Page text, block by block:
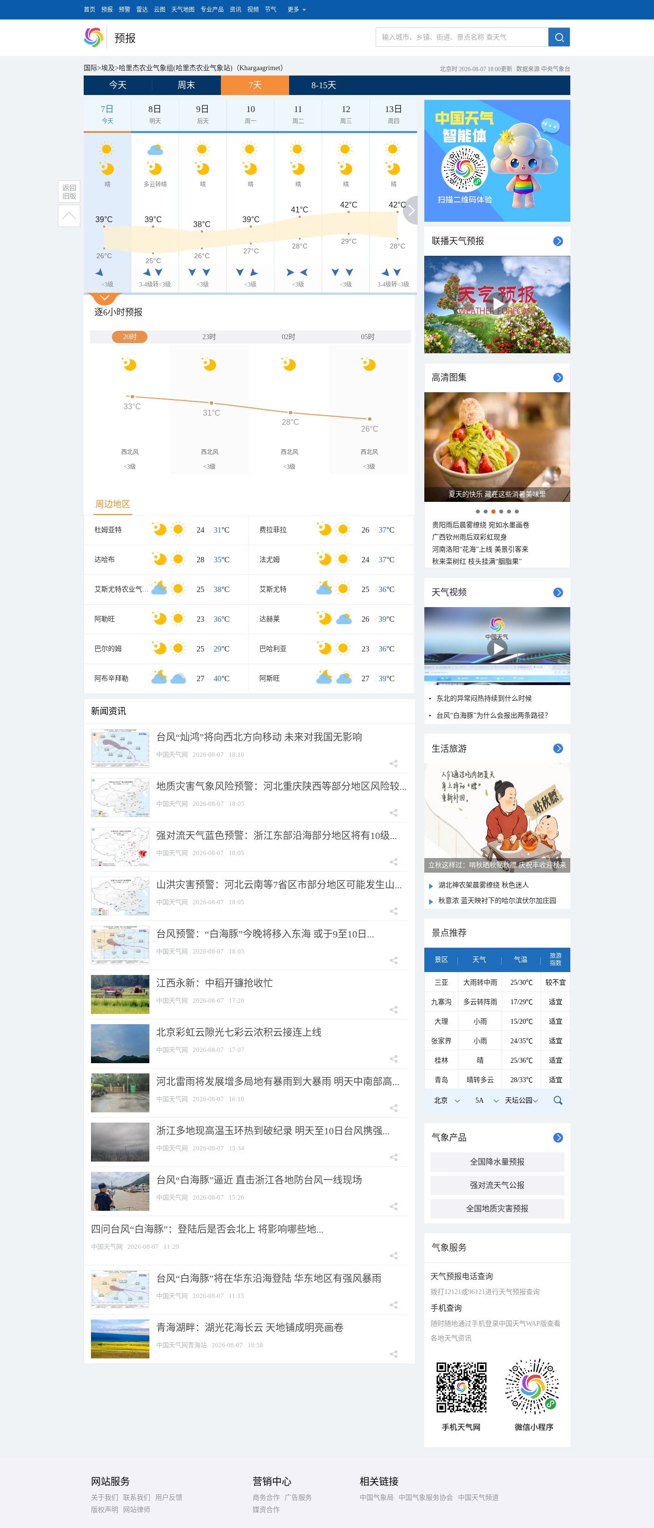
首页 预报 预警 雷达 云图 天气地图 专业产品 资讯 视频 节气 更多
预报
国际>埃及>哈里杰农业气象组(哈里杰农业气象站)（Khargaagrimet） 北京时 2026-08-07 18:00更新 数据来源 中央气象台
今天 周末 7天 8-15天
7日
今天
8日
明天
9日
后天
10
周一
11
周二
12
周三
13日
周四
晴
<3级
多云转晴
3-4级转<3级
晴
<3级
晴
<3级
晴
<3级
晴
<3级
晴
3-4级转<3级
39°C
39°C 39°C
38°C
39°C
41°C
42°C 42°C
26°C
26°C
25°C
26°C
27°C
28°C
29°C
28°C
逐6小时预报
20时 23时 02时 05时
西北风
<3级
西北风
<3级
西北风
<3级
西北风
<3级
33°C
31°C
28°C
26°C
周边地区
杜姆亚特 24 / 31°C 费拉菲拉 26 / 37°C
达哈布 28 / 35°C 法尤姆 24 / 37°C
艾斯尤特农业气象组 25 / 38°C 艾斯尤特 25 / 36°C
阿勒旺 23 / 36°C 达赫莱 26 / 39°C
巴尔的姆 25 / 29°C 巴哈利亚 23 / 36°C
阿布辛拜勒 27 / 40°C 阿斯旺 27 / 39°C
新闻资讯
台风“灿鸿”将向西北方向移动 未来对我国无影响
中国天气网 2026-08-07 18:10
地质灾害气象风险预警：河北重庆陕西等部分地区风险较...
中国天气网 2026-08-07 18:05
强对流天气蓝色预警：浙江东部沿海部分地区将有10级...
中国天气网 2026-08-07 18:05
山洪灾害预警：河北云南等7省区市部分地区可能发生山...
中国天气网 2026-08-07 18:05
台风预警：“白海豚”今晚将移入东海 或于9至10日...
中国天气网 2026-08-07 18:05
江西永新：中稻开镰抢收忙
中国天气网 2026-08-07 17:26
北京彩虹云隙光七彩云浓积云接连上线
中国天气网 2026-08-07 17:07
河北雷雨将发展增多局地有暴雨到大暴雨 明天中南部高...
中国天气网 2026-08-07 16:10
浙江多地现高温玉环热到破纪录 明天至10日台风携强...
中国天气网 2026-08-07 15:34
台风“白海豚”逼近 直击浙江各地防台风一线现场
中国天气网 2026-08-07 15:26
四问台风“白海豚”：登陆后是否会北上 将影响哪些地...
中国天气网 2026-08-07 11:20
台风“白海豚”将在华东沿海登陆 华东地区有强风暴雨
中国天气网 2026-08-07 11:15
青海湖畔：湖光花海长云 天地铺成明亮画卷
中国天气网青海站 2026-08-07 10:58
联播天气预报
高清图集
夏天的快乐 藏在这些消暑美味里
贵阳雨后晨雾缭绕 宛如水墨画卷
广西钦州雨后双彩虹现身
河南洛阳“花海”上线 美景引客来
秋来栾树红 枝头挂满“胭脂果”
天气视频
东北的异常闷热持续到什么时候
台风“白海豚”为什么会报出两条路径？
生活旅游
立秋这样过：啃秋晒秋贴秋膘 庆祝丰收迎秋来
湖北神农架晨雾缭绕 秋色迷人
秋意浓 蓝天映衬下的哈尔滨伏尔加庄园
景点推荐
景区 天气 气温
旅游
指数
三亚 大雨转中雨 25/30℃ 较不宜
九寨沟 多云转阵雨 17/29℃ 适宜
大理 小雨 15/20℃ 适宜
张家界 小雨 24/35℃ 适宜
桂林 晴 25/36℃ 适宜
青岛 晴转多云 28/33℃ 适宜
北京 5A 天坛公园
气象产品
全国降水量预报
强对流天气公报
全国地质灾害预报
气象服务
天气预报电话查询
拨打12121或96121进行天气预报查询
手机查询
随时随地通过手机登录中国天气WAP版查看
各地天气资讯
网站服务
关于我们 联系我们
用户反馈
版权声明
网站律师
营销中心
商务合作
广告服务
媒资合作
相关链接
中国气象局 中国气象服务协会 中国天气频道